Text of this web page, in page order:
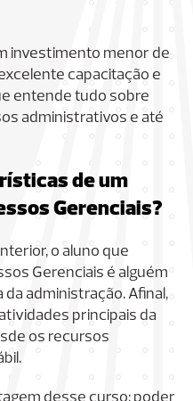
investimento menor de
capacitação e
entende tudo sobre
administrativos e até
de um
Gerenciais?
o aluno que
Gerenciais é alguém
administração. Afinal,
principais da
os recursos
desse curso: poder